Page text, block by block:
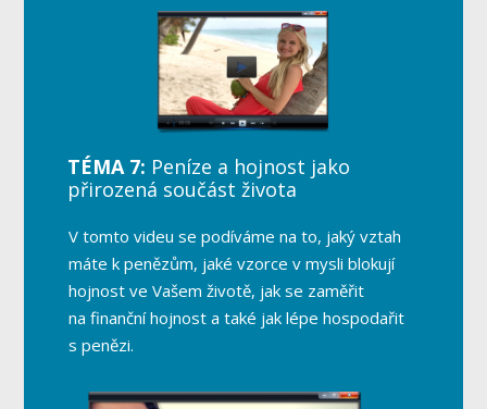
TÉMA 7: Peníze a hojnost jako
přirozená součást života
V tomto videu se podíváme na to, jaký vztah
máte k penězům, jaké vzorce v mysli blokují
hojnost ve Vašem životě, jak se zaměřit
na finanční hojnost a také jak lépe hospodařit
s penězi.